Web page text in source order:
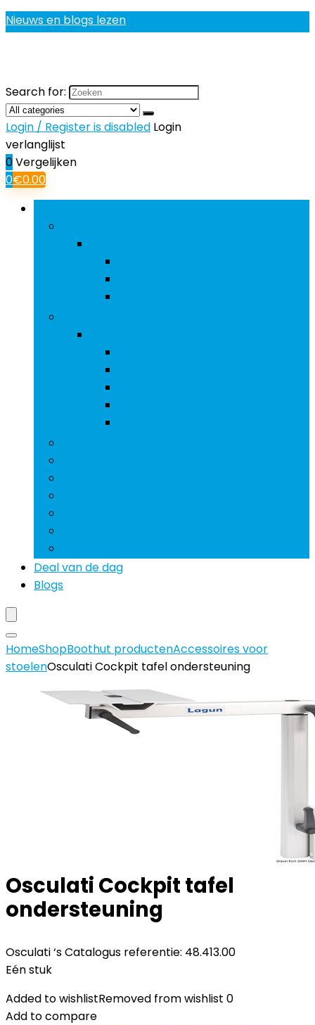
Nieuws en blogs lezen
Search for:
Login / Register is disabled Login
verlanglijst
0Vergelijken
0€0.00
Deal van de dag
Blogs
HomeShopBoothut productenAccessoires voor
stoelenOsculati Cockpit tafel ondersteuning
Osculati Cockpit tafel
ondersteuning
Osculati ‘s Catalogus referentie: 48.413.00
Eén stuk
Added to wishlistRemoved from wishlist 0
Add to compare